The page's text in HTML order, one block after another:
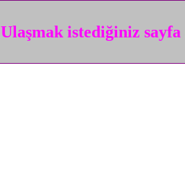
Ulaşmak istediğiniz sayfa